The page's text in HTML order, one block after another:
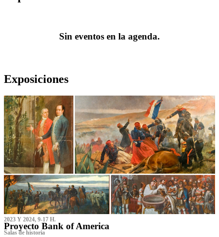
Sin eventos en la agenda.
Exposiciones
2023 Y 2024, 9-17 H.
Proyecto Bank of America
S‌alas de historia